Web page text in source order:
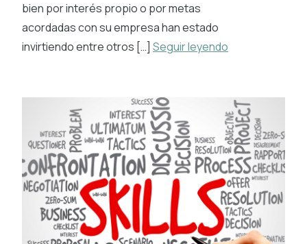
bien por interés propio o por metas
acordadas con su empresa han estado
invirtiendo entre otros […] Seguir leyendo